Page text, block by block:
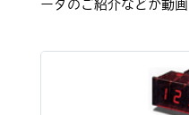
ータのご紹介などが動画